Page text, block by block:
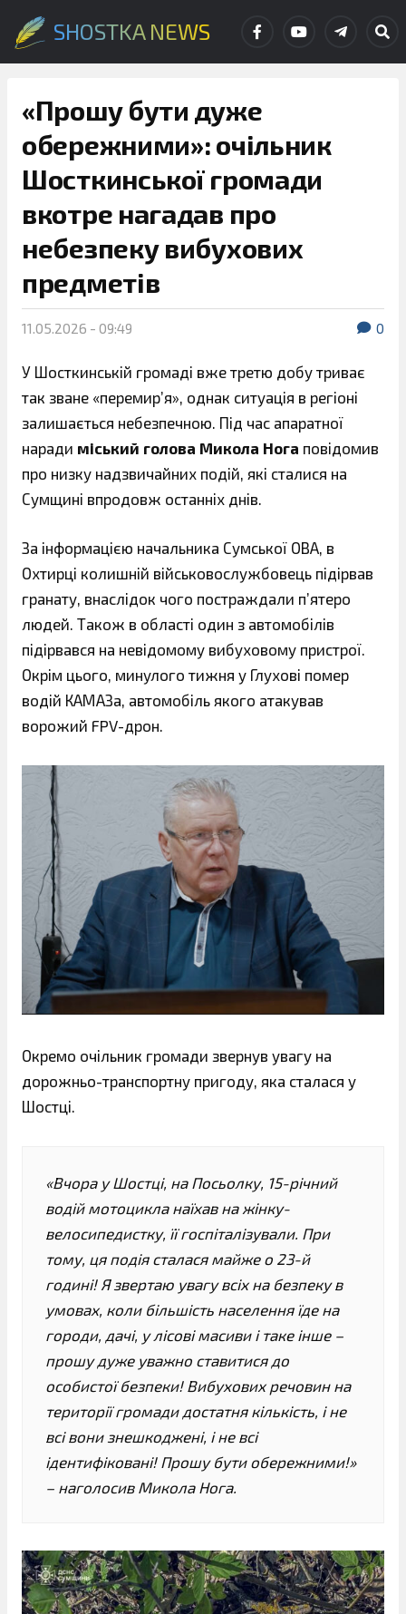
SHOSTKA NEWS
«Прошу бути дуже
обережними»: очільник
Шосткинської громади
вкотре нагадав про
небезпеку вибухових
предметів
11.05.2026 - 09:49 0
У Шосткинській громаді вже третю добу триває
так зване «перемир’я», однак ситуація в регіоні
залишається небезпечною. Під час апаратної
наради міський голова Микола Нога повідомив
про низку надзвичайних подій, які сталися на
Сумщині впродовж останніх днів.
За інформацією начальника Сумської ОВА, в
Охтирці колишній військовослужбовець підірвав
гранату, внаслідок чого постраждали п’ятеро
людей. Також в області один з автомобілів
підірвався на невідомому вибуховому пристрої.
Окрім цього, минулого тижня у Глухові помер
водій КАМАЗа, автомобіль якого атакував
ворожий FPV-дрон.
Окремо очільник громади звернув увагу на
дорожньо-транспортну пригоду, яка сталася у
Шостці.
«Вчора у Шостці, на Посьолку, 15-річний
водій мотоцикла наїхав на жінку-
велосипедистку, її госпіталізували. При
тому, ця подія сталася майже о 23-й
годині! Я звертаю увагу всіх на безпеку в
умовах, коли більшість населення їде на
городи, дачі, у лісові масиви і таке інше –
прошу дуже уважно ставитися до
особистої безпеки! Вибухових речовин на
території громади достатня кількість, і не
всі вони знешкоджені, і не всі
ідентифіковані! Прошу бути обережними!»
– наголосив Микола Нога.